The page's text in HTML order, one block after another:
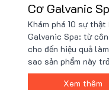
Cơ Galvanic
Khám phá 10 sự
Galvanic Spa: từ
cho đến hiệu quả
sao sản phẩm này
cùng những ưu đãi
Xem thêm